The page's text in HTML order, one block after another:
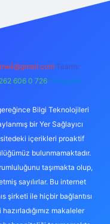
Teams:
606 0 726 Telegram:
Bilgi Teknolojileri
bir Yer Sağlayıcı
içerikleri proaktif
bulunmamaktadır.
taşımakta olup,
sayılırlar. Bu internet
şirketi ile hiçbir bağlantısı
makaleler